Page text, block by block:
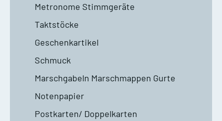
Metronome Stimmgeräte
Taktstöcke
Geschenkartikel
Schmuck
Marschgabeln Marschmappen Gurte
Notenpapier
Postkarten/ Doppelkarten